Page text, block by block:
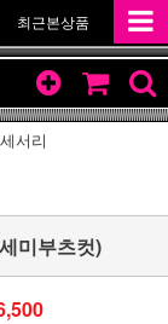
최근본상품
서리
미부츠컷)